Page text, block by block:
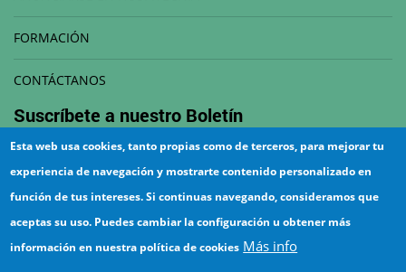
FORMACIÓN
CONTÁCTANOS
Suscríbete a nuestro Boletín
¡Suscríbete!
Esta web usa cookies, tanto propias como de terceros, para mejorar tu
experiencia de navegación y mostrarte contenido personalizado en
función de tus intereses. Si continuas navegando, consideramos que
aceptas su uso. Puedes cambiar la configuración u obtener más
información en nuestra política de cookies Más info